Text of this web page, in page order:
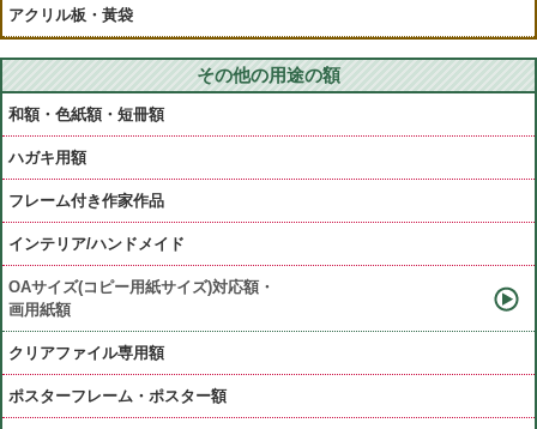
アクリル板・黃袋
その他の用途の額
和額・色紙額・短冊額
ハガキ用額
フレーム付き作家作品
インテリア/ハンドメイド
OAサイズ(コピー用紙サイズ)対応額・
画用紙額
クリアファイル専用額
ポスターフレーム・ポスター額